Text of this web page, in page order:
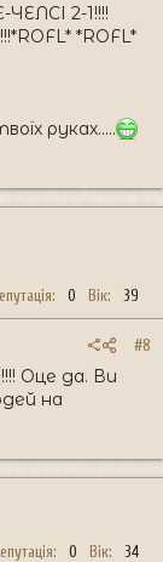
ЧЕЛСІ 2-1!!!!
*ROFL*
руках.....
0 Вік 39
#8
Оце да. Ви
на
0 Вік 34